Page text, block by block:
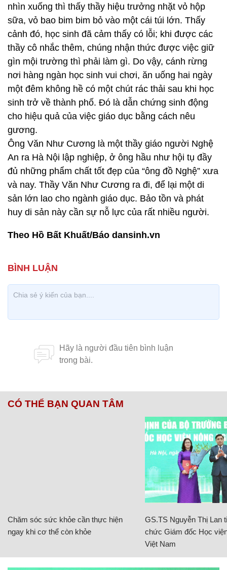
nhìn xuống thì thấy thầy hiệu trưởng nhặt vỏ hộp
sữa, vỏ bao bim bim bỏ vào một cái túi lớn. Thấy
cảnh đó, học sinh đã cảm thấy có lỗi; khi được các
thầy cô nhắc thêm, chúng nhận thức được việc giữ
gìn mội trường thì phải làm gì. Do vậy, cánh rừng
nơi hàng ngàn học sinh vui chơi, ăn uống hai ngày
một đêm không hề có một chút rác thải sau khi học
sinh trở về thành phố. Đó là dẫn chứng sinh động
cho hiệu quả của việc giáo dục bằng cách nêu
gương.
Ông Văn Như Cương là một thầy giáo người Nghệ
An ra Hà Nội lập nghiệp, ở ông hầu như hội tụ đầy
đủ những phẩm chất tốt đẹp của “ông đồ Nghệ” xưa
và nay. Thầy Văn Như Cương ra đi, để lại một di
sản lớn lao cho ngành giáo dục. Bảo tồn và phát
huy di sản này cần sự nỗ lực của rất nhiều người.
Theo Hồ Bất Khuất/Báo dansinh.vn
CÓ THỂ BẠN QUAN TÂM
Chăm sóc sức khỏe cần thực hiện
ngay khi cơ thể còn khỏe
GS.TS Nguyễn Thị Lan
chức Giám đốc Học
Việt Nam